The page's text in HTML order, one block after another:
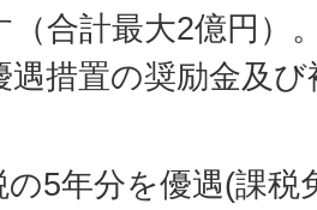
（合計最大2億円）
遇措置の奨励金及
の5年分を優遇(課